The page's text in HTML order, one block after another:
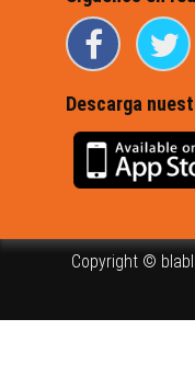
Descarga
Copyright ©